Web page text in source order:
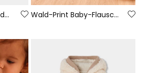
Beige bedrucktes Wald-Strickset für Baby-Jungen Wald-Print Baby-Flausch-Strampler in Ecru